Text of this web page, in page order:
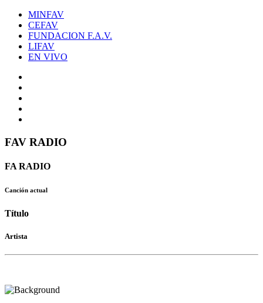
MINFAV
CEFAV
FUNDACION F.A.V.
LIFAV
EN VIVO
FAV RADIO
FA RADIO
Canción actual
Título
Artista